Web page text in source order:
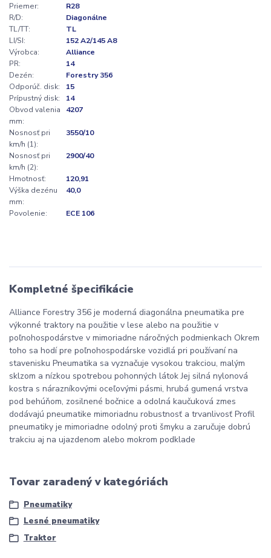
Priemer:
R28
R/D:
Diagonálne
TL/TT:
TL
LI/SI:
152 A2/145 A8
Výrobca:
Alliance
PR:
14
Dezén:
Forestry 356
Odporúč. disk:
15
Prípustný disk:
14
Obvod valenia
mm:
4207
Nosnosť pri
km/h (1):
3550/10
Nosnosť pri
km/h (2):
2900/40
Hmotnosť:
120,91
Výška dezénu
mm:
40,0
Povolenie: ECE 106
Kompletné špecifikácie
Alliance Forestry 356 je moderná diagonálna pneumatika pre
výkonné traktory na použitie v lese alebo na použitie v
poľnohospodárstve v mimoriadne náročných podmienkach Okrem
toho sa hodí pre poľnohospodárske vozidlá pri používaní na
stavenisku Pneumatika sa vyznačuje vysokou trakciou, malým
sklzom a nízkou spotrebou pohonných látok Jej silná nylonová
kostra s nárazníkovými oceľovými pásmi, hrubá gumená vrstva
pod behúňom, zosilnené bočnice a odolná kaučuková zmes
dodávajú pneumatike mimoriadnu robustnosť a trvanlivosť Profil
pneumatiky je mimoriadne odolný proti šmyku a zaručuje dobrú
trakciu aj na ujazdenom alebo mokrom podklade
Tovar zaradený v kategóriách
Pneumatiky
Lesné pneumatiky
Traktor